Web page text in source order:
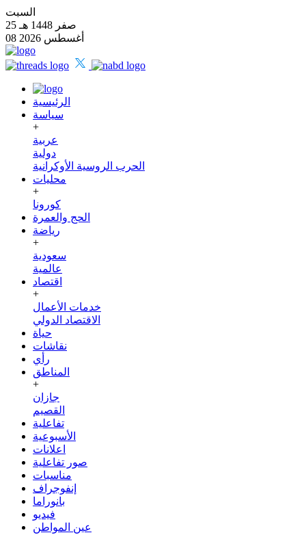
السبت
25 صفر 1448 هـ
08 أغسطس 2026
الرئيسية
سياسة
+
عربية
دولية
الحرب الروسية الأوكرانية
محليات
+
كورونا
الحج والعمرة
رياضة
+
سعودية
عالمية
اقتصاد
+
خدمات الأعمال
الاقتصاد الدولي
حياة
نقاشات
رأي
المناطق
+
جازان
القصيم
تفاعلية
الأسبوعية
اعلانات
صور تفاعلية
مناسبات
إنفوجراف
بانوراما
فيديو
عين المواطن